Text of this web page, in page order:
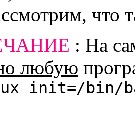
что
: На
любую
init=/bin/